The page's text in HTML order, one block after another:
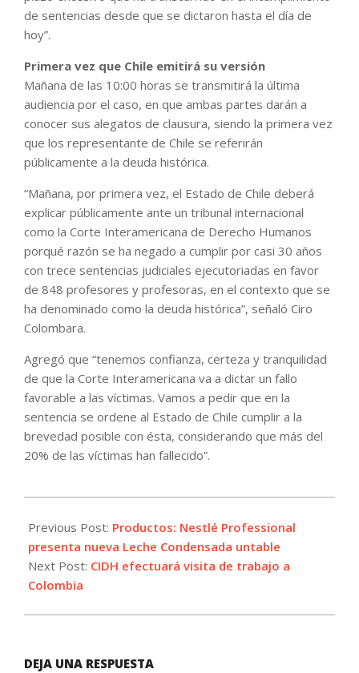
de sentencias desde que se dictaron hasta el día de
hoy”.
Primera vez que Chile emitirá su versión
Mañana de las 10:00 horas se transmitirá la última
audiencia por el caso, en que ambas partes darán a
conocer sus alegatos de clausura, siendo la primera vez
que los representante de Chile se referirán
públicamente a la deuda histórica.
“Mañana, por primera vez, el Estado de Chile deberá
explicar públicamente ante un tribunal internacional
como la Corte Interamericana de Derecho Humanos
porqué razón se ha negado a cumplir por casi 30 años
con trece sentencias judiciales ejecutoriadas en favor
de 848 profesores y profesoras, en el contexto que se
ha denominado como la deuda histórica”, señaló Ciro
Colombara.
Agregó que “tenemos confianza, certeza y tranquilidad
de que la Corte Interamericana va a dictar un fallo
favorable a las víctimas. Vamos a pedir que en la
sentencia se ordene al Estado de Chile cumplir a la
brevedad posible con ésta, considerando que más del
20% de las víctimas han fallecido”.
06-
01
Previous Post: Productos: Nestlé Professional
presenta nueva Leche Condensada untable
Next Post: CIDH efectuará visita de trabajo a
Colombia
DEJA UNA RESPUESTA